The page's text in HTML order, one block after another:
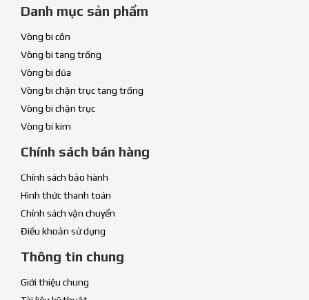
Danh mục sản phẩm
Vòng bi côn
Vòng bi tang trống
Vòng bi đũa
Vòng bi chặn trục tang trống
Vòng bi chặn trục
Vòng bi kim
Chính sách bán hàng
Chính sách bảo hành
Hình thức thanh toán
Chính sách vận chuyển
Điều khoản sử dụng
Thông tin chung
Giới thiệu chung